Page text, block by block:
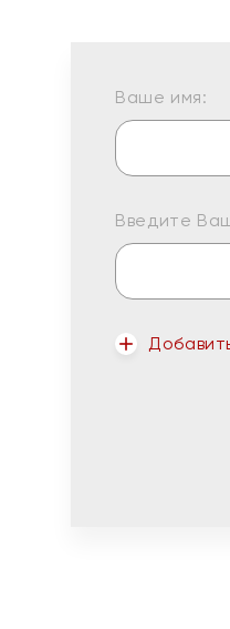
Ваше имя:
Введите